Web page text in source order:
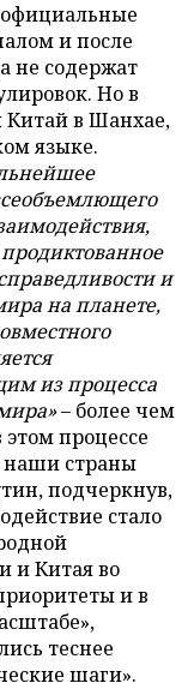
и после
не содержат
Но в
Китай в Шанхае,
языке.
и
на планете,
из процесса
– более чем
процессе
наши страны
подчеркнув,
стало
и Китая во
и в
теснее
шаги».